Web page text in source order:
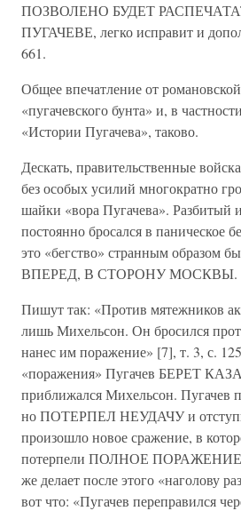
ПОЗВОЛЕНО БУДЕТ
ПУГАЧЕВЕ, легко исправит и
661.
Общее впечатление от
«пугачевского бунта» и, в
«Истории Пугачева», таково.
Дескать, правительственные
без особых усилий многократно
шайки «вора Пугачева». Разбитый
постоянно бросался в паническое
это «бегство» странным образом
ВПЕРЕД, В СТОРОНУ МОСКВЫ.
Пишут так: «Против мятежников
лишь Михельсон. Он бросился
нанес им поражение» [7], т. 3, с.
«поражения» Пугачев БЕРЕТ
приближался Михельсон. Пугачев
но ПОТЕРПЕЛ НЕУДАЧУ и
произошло новое сражение, в
потерпели ПОЛНОЕ ПОРАЖЕНИЕ»
же делает после этого «наголову
вот что: «Пугачев переправился